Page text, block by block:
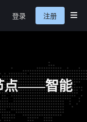
登录 注册
点——智能